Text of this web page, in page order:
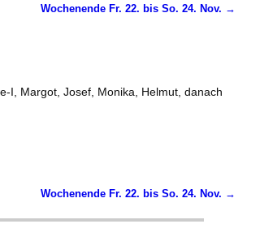
Wochenende Fr. 22. bis So. 24. Nov. →
I, Margot, Josef, Monika, Helmut, danach
Wochenende Fr. 22. bis So. 24. Nov. →